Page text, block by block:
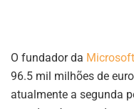
O fundador da Microsoft
96.5 mil milhões de
atualmente a segunda